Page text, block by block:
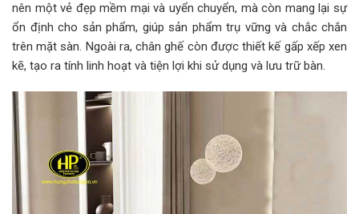
nên một vẻ đẹp mềm mại và uyển chuyển, mà còn mang lại sự
ổn định cho sản phẩm, giúp sản phẩm trụ vững và chắc chắn
trên mặt sàn. Ngoài ra, chân ghế còn được thiết kế gấp xếp xen
kẽ, tạo ra tính linh hoạt và tiện lợi khi sử dụng và lưu trữ bàn.